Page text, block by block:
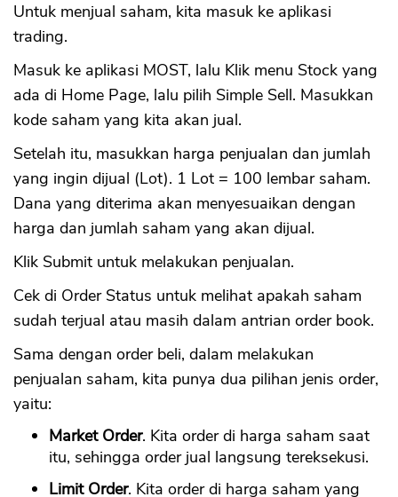
Untuk menjual saham, kita masuk ke aplikasi
trading.
Masuk ke aplikasi MOST, lalu Klik menu Stock yang
ada di Home Page, lalu pilih Simple Sell. Masukkan
kode saham yang kita akan jual.
Setelah itu, masukkan harga penjualan dan jumlah
yang ingin dijual (Lot). 1 Lot = 100 lembar saham.
Dana yang diterima akan menyesuaikan dengan
harga dan jumlah saham yang akan dijual.
Klik Submit untuk melakukan penjualan.
Cek di Order Status untuk melihat apakah saham
sudah terjual atau masih dalam antrian order book.
Sama dengan order beli, dalam melakukan
penjualan saham, kita punya dua pilihan jenis order,
yaitu:
Market Order. Kita order di harga saham saat
itu, sehingga order jual langsung tereksekusi.
Limit Order. Kita order di harga saham yang